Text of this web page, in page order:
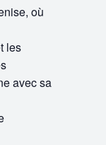
où
les
avec sa